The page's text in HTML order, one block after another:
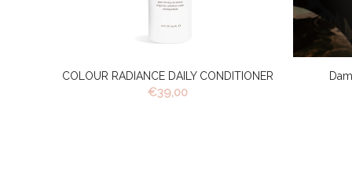
COLOUR RADIANCE DAILY CONDITIONER
€39,00